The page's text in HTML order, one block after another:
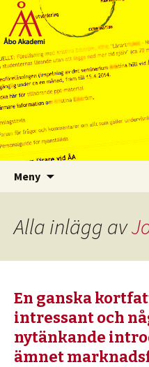
Lärarbloggen
Meny
Alla inlägg av
En ganska
intressant och
nytänkande
ämnet